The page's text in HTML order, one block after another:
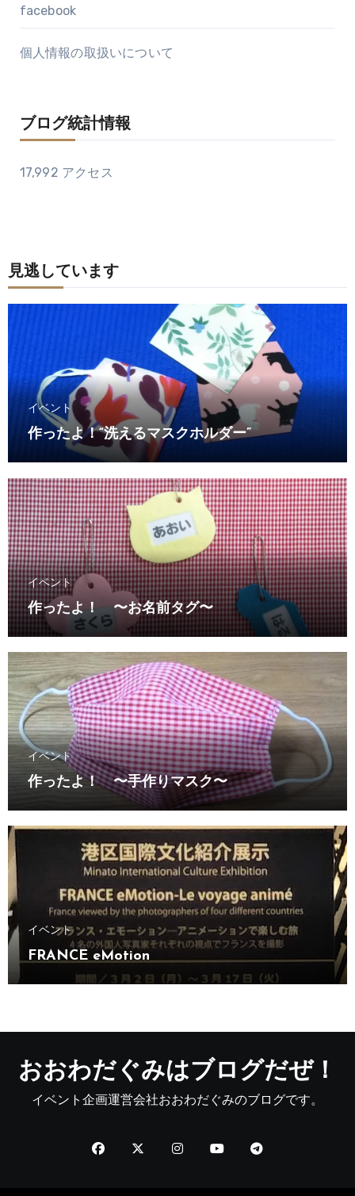
facebook
個人情報の取扱いについて
ブログ統計情報
17,992 アクセス
見逃しています
イベント
作ったよ！“洗えるマスクホルダー”
イベント
作ったよ！ 〜お名前タグ〜
イベント
作ったよ！ 〜手作りマスク〜
イベント
FRANCE eMotion
おおわだぐみはブログだぜ！
イベント企画運営会社おおわだぐみのブログです。